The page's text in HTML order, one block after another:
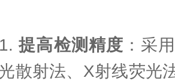
提高检测精度 ：采
散射法、X射线荧光